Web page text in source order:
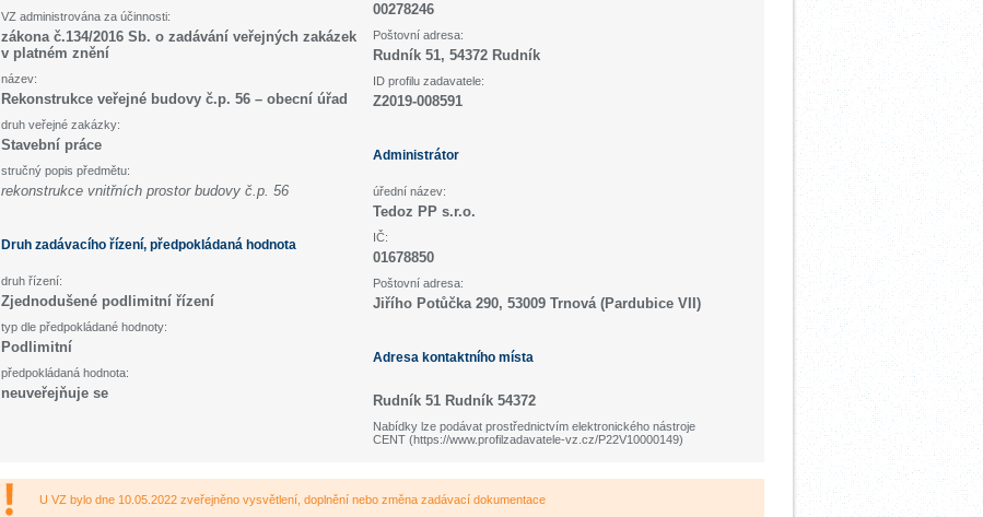
VZ administrována za účinnosti:
zákona č.134/2016 Sb. o zadávání veřejných zakázek
v platném znění
název:
Rekonstrukce veřejné budovy č.p. 56 – obecní úřad
druh veřejné zakázky:
Stavební práce
stručný popis předmětu:
rekonstrukce vnitřních prostor budovy č.p. 56
Druh zadávacího řízení, předpokládaná hodnota
druh řízení:
Zjednodušené podlimitní řízení
typ dle předpokládané hodnoty:
Podlimitní
předpokládaná hodnota:
neuveřejňuje se
00278246
Poštovní adresa:
Rudník 51, 54372 Rudník
ID profilu zadavatele:
Z2019-008591
Administrátor
úřední název:
Tedoz PP s.r.o.
IČ:
01678850
Poštovní adresa:
Jiřího Potůčka 290, 53009 Trnová (Pardubice VII)
Adresa kontaktního místa
Rudník 51 Rudník 54372
Nabídky lze podávat prostřednictvím elektronického nástroje
CENT (https://www.profilzadavatele-vz.cz/P22V10000149)
U VZ bylo dne 10.05.2022 zveřejněno vysvětlení, doplnění nebo změna zadávací dokumentace